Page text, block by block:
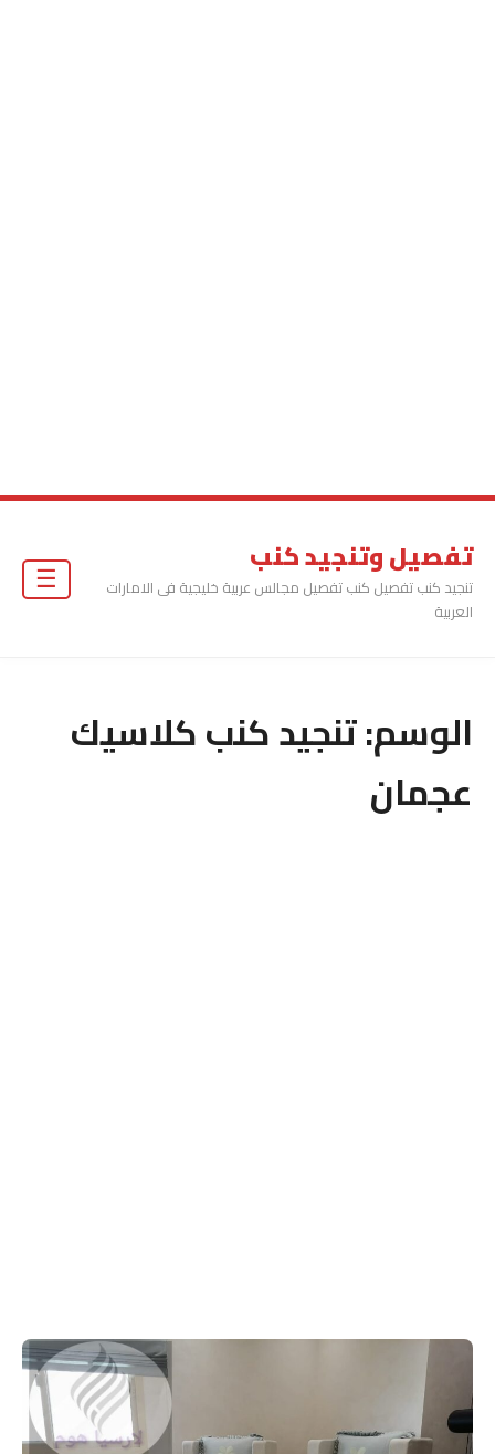
تفصيل وتنجيد كنب
تنجيد كنب تفصيل كنب تفصيل مجالس عربية خليجية فى الامارات
العربية
الوسم:تنجيد كنب كلاسيك
عجمان